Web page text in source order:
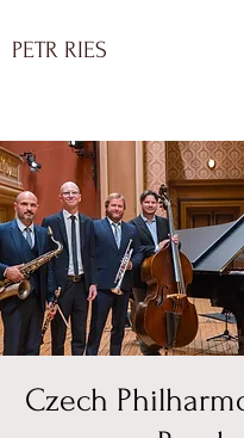
PETR RIES
Czech